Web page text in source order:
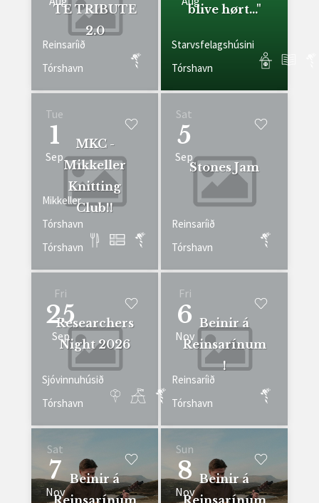
TE TRIBUTE
2.0
Reinsaríið
Tórshavn
blive hørt..."
Starvsfelagshúsini
Tórshavn
Tue
1
Sep
MKC -
Mikkeller
Knitting
Club!!
Mikkeller
Tórshavn
Tórshavn
Sat
5
Sep
Stones Jam
Reinsaríið
Tórshavn
Fri
25
Sep
Researchers
Night 2026
Sjóvinnuhúsið
Tórshavn
Fri
6
Nov
Beinir á
Reinsarínum
!
Reinsaríið
Tórshavn
Sat
7
Nov
Beinir á
Reinsarínum
Sun
8
Nov
Beinir á
Reinsarínum